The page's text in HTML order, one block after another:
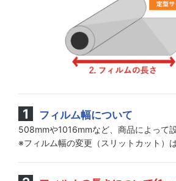
フィルム幅について
508mmや1016mmなど、商品によって
※フィルム幅の変更（スリットカット）